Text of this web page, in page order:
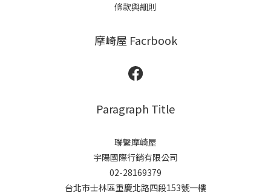
條款與細則
摩崎屋 Facrbook
Paragraph Title
聯繫摩崎屋
宇陽國際行銷有限公司
02-28169379
台北市士林區重慶北路四段153號一樓